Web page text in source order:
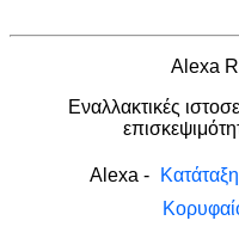
Alexa
Εναλλακτικές
Alexa -